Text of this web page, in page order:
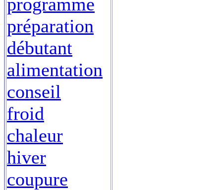
préparation
débutant
alimentation
conseil
froid
chaleur
hiver
coupure